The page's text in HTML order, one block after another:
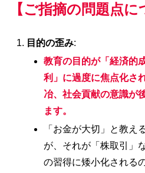
【ご指摘の問題点に
目的の歪み:
教育の目的が「経済的
利」に過度に焦点化さ
冶、社会貢献の意識が
ます。
「お金が大切」と教え
が、それが「株取引」
の習得に矮小化される